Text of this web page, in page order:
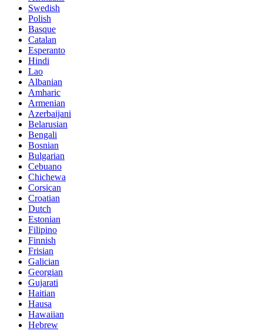
Swedish
Polish
Basque
Catalan
Esperanto
Hindi
Lao
Albanian
Amharic
Armenian
Azerbaijani
Belarusian
Bengali
Bosnian
Bulgarian
Cebuano
Chichewa
Corsican
Croatian
Dutch
Estonian
Filipino
Finnish
Frisian
Galician
Georgian
Gujarati
Haitian
Hausa
Hawaiian
Hebrew